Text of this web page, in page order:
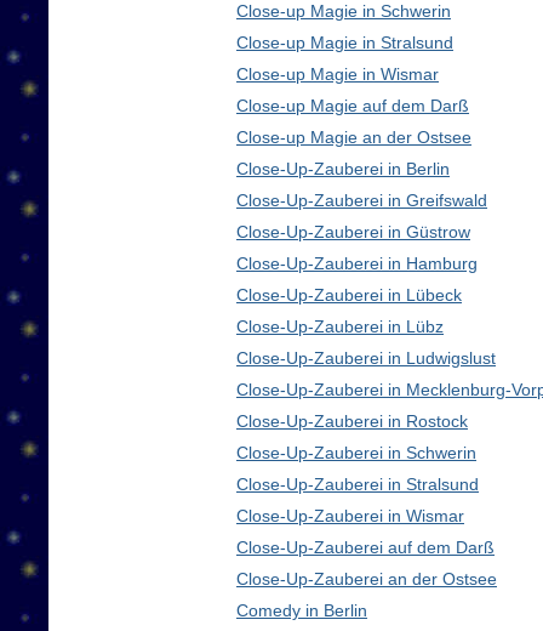
Close-up Magie in Schwerin
Close-up Magie in Stralsund
Close-up Magie in Wismar
Close-up Magie auf dem Darß
Close-up Magie an der Ostsee
Close-Up-Zauberei in Berlin
Close-Up-Zauberei in Greifswald
Close-Up-Zauberei in Güstrow
Close-Up-Zauberei in Hamburg
Close-Up-Zauberei in Lübeck
Close-Up-Zauberei in Lübz
Close-Up-Zauberei in Ludwigslust
Close-Up-Zauberei in Mecklenburg-
Close-Up-Zauberei in Rostock
Close-Up-Zauberei in Schwerin
Close-Up-Zauberei in Stralsund
Close-Up-Zauberei in Wismar
Close-Up-Zauberei auf dem Darß
Close-Up-Zauberei an der Ostsee
Comedy in Berlin